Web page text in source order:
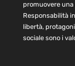
promuovere
Responsabilità
libertà,
sociale sono i